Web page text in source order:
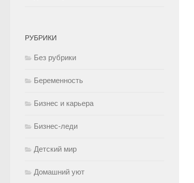
РУБРИКИ
Без рубрики
Беременность
Бизнес и карьера
Бизнес-леди
Детский мир
Домашний уют